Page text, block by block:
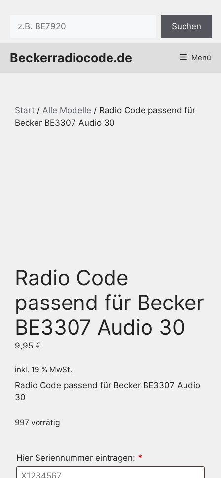
springen
Suchen
Beckerradiocode.de Menü
Start / Alle Modelle / Radio Code passend für
Becker BE3307 Audio 30
Radio Code
passend für Becker
BE3307 Audio 30
9,95 €
inkl. 19 % MwSt.
Radio Code passend für Becker BE3307 Audio
30
997 vorrätig
Hier Seriennummer eintragen: *